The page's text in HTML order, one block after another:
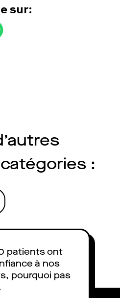
sur:
:
patients ont
à nos
pourquoi pas